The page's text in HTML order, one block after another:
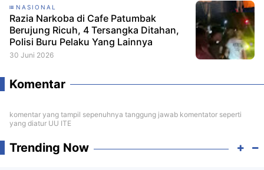
NASIONAL
Razia Narkoba di Cafe Patumbak
Berujung Ricuh, 4 Tersangka Ditahan,
Polisi Buru Pelaku Yang Lainnya
30 Juni 2026
Komentar
komentar yang tampil sepenuhnya tanggung jawab komentator seperti
yang diatur UU ITE
Trending Now